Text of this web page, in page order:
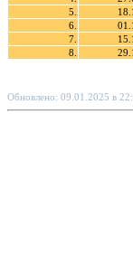
5.
6.
7.
8.
Обновлено: 09.01.2025 в